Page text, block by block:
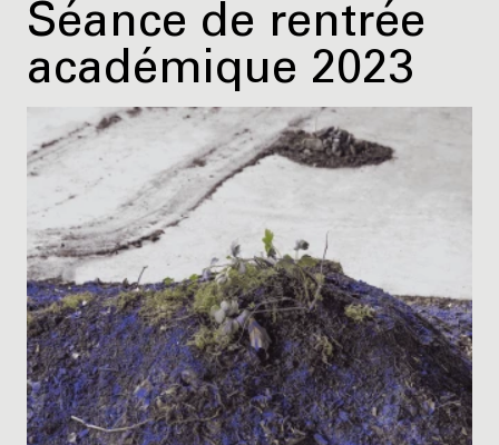
Séance de rentrée
académique 2023